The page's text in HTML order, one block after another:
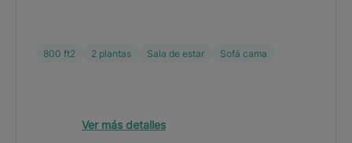
800 ft2 2 plantas Sala de estar Sofá cama
Ver más detalles